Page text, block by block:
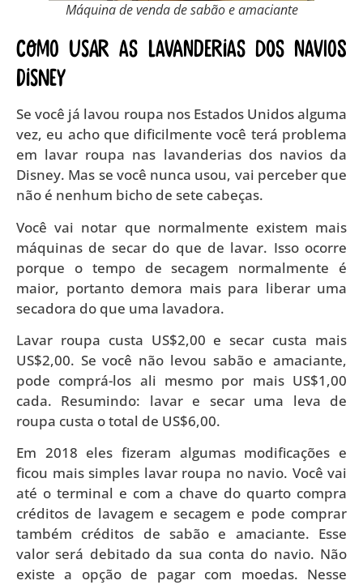
Máquina de venda de sabão e amaciante
Como usar as lavanderias dos navios
Disney
Se você já lavou roupa nos Estados Unidos alguma
vez, eu acho que dificilmente você terá problema
em lavar roupa nas lavanderias dos navios da
Disney. Mas se você nunca usou, vai perceber que
não é nenhum bicho de sete cabeças.
Você vai notar que normalmente existem mais
máquinas de secar do que de lavar. Isso ocorre
porque o tempo de secagem normalmente é
maior, portanto demora mais para liberar uma
secadora do que uma lavadora.
Lavar roupa custa US$2,00 e secar custa mais
US$2,00. Se você não levou sabão e amaciante,
pode comprá-los ali mesmo por mais US$1,00
cada. Resumindo: lavar e secar uma leva de
roupa custa o total de US$6,00.
Em 2018 eles fizeram algumas modificações e
ficou mais simples lavar roupa no navio. Você vai
até o terminal e com a chave do quarto compra
créditos de lavagem e secagem e pode comprar
também créditos de sabão e amaciante. Esse
valor será debitado da sua conta do navio. Não
existe a opção de pagar com moedas. Nesse